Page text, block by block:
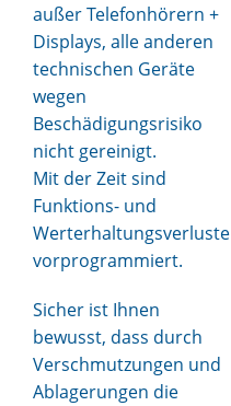
außer Telefonhörern +
Displays, alle anderen
technischen Geräte
wegen
Beschädigungsrisiko
nicht gereinigt.
Mit der Zeit sind
Funktions- und
Werterhaltungsverluste
vorprogrammiert.
Sicher ist Ihnen
bewusst, dass durch
Verschmutzungen und
Ablagerungen die